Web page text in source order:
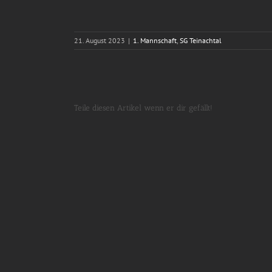
21. August 2023 | 1. Mannschaft, SG Teinachtal
Teile diesen Artikel wenn er dir gefällt!